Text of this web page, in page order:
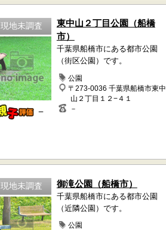
現地未調査
－
東中山２丁目公園（船橋
市）
千葉県船橋市にある都市公園
（街区公園）です。
公園
〒273-0036 千葉県船橋市東中
山２丁目１２−４１
－
現地未調査 御滝公園（船橋市）
千葉県船橋市にある都市公園
（近隣公園）です。
公園